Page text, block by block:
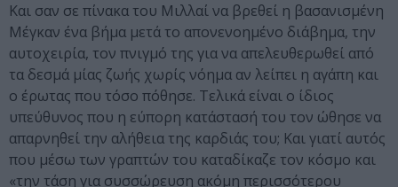
Και σαν σε πίνακα του Μιλλαί να βρεθεί η βασανισμένη
Μέγκαν ένα βήμα μετά το απονενοημένο διάβημα, την
αυτοχειρία, τον πνιγμό της για να απελευθερωθεί από
τα δεσμά μίας ζωής χωρίς νόημα αν λείπει η αγάπη και
ο έρωτας που τόσο πόθησε. Τελικά είναι ο ίδιος
υπεύθυνος που η εύπορη κατάστασή του τον ώθησε να
απαρνηθεί την αλήθεια της καρδιάς του; Και γιατί αυτός
που μέσω των γραπτών του καταδίκαζε τον κόσμο και
«την τάση για συσσώρευση ακόμη περισσότερου